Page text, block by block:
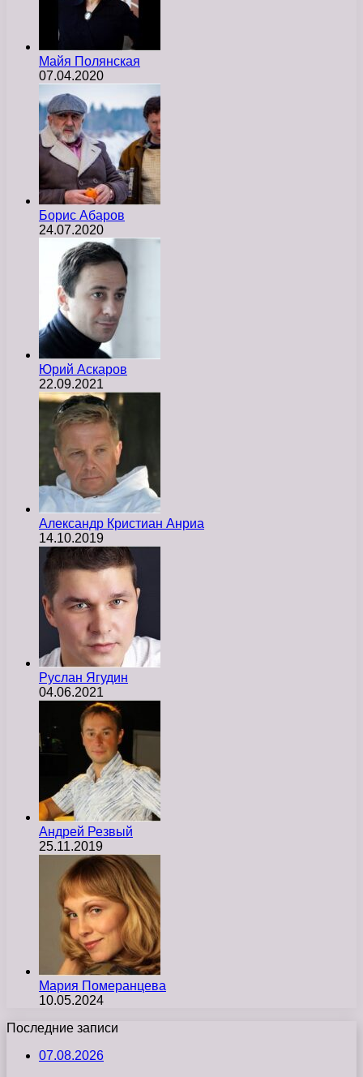
Майя Полянская
07.04.2020
Борис Абаров
24.07.2020
Юрий Аскаров
22.09.2021
Александр Кристиан Анриа
14.10.2019
Руслан Ягудин
04.06.2021
Андрей Резвый
25.11.2019
Мария Померанцева
10.05.2024
Последние записи
07.08.2026